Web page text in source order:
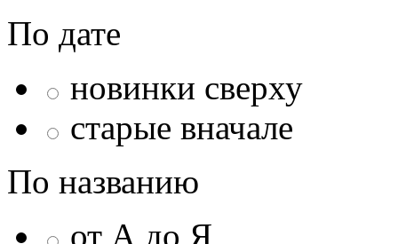
По дате
новинки сверху
старые вначале
По названию
от А до Я